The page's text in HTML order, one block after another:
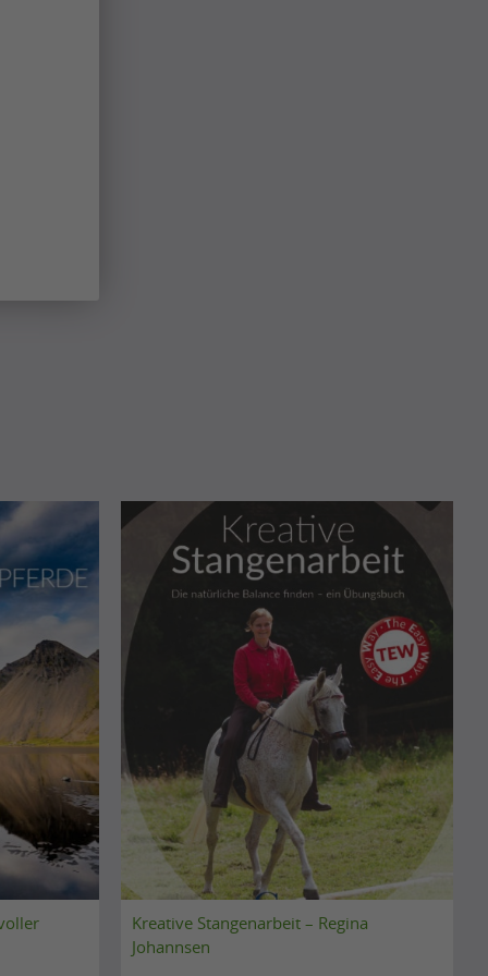
Kreative Stangenarbeit – Regina
Johannsen